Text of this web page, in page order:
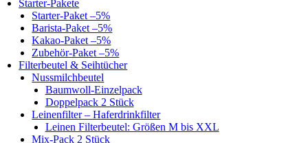
Starter-Pakete
Starter-Paket –5%
Barista-Paket –5%
Kakao-Paket –5%
Zubehör-Paket –5%
Filterbeutel & Seihtücher
Nussmilchbeutel
Baumwoll-Einzelpack
Doppelpack 2 Stück
Leinenfilter – Haferdrinkfilter
Leinen Filterbeutel: Größen M bis XXL
Mix-Pack 2 Stück